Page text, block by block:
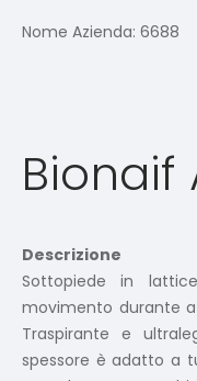
Nome Azienda: 6688
Bionaif
Descrizione
Sottopiede in
movimento durante
Traspirante e
spessore è adatto a